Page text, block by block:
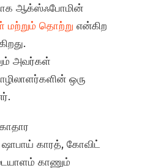
ஆக்ஸ்ஃபோமின்
மற்றும் தொற்றுஎன்கிற
அவர்கள்
ஒரு
காரத், கோவிட்
காணும்